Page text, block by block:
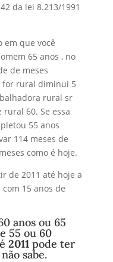
da lei 8.213/1991
em que você
65 anos , no
de meses
for rural diminui 5
rural sr
rural 60. Se essa
55 anos
114 meses de
como é hoje.
de 2011 até hoje a
15 anos de
anos ou 65
55 ou 60
2011pode ter
sabe.